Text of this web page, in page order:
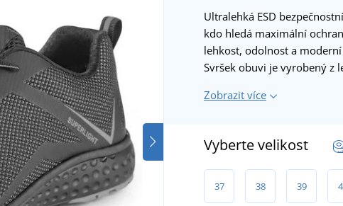
Ultralehká ESD
kdo hledá maximální
lehkost, odolnost a
Svršek obuvi je vyrobený z
Zobrazit více
Vyberte velikost
37 38 39